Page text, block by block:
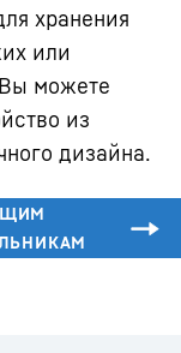
хранения
или
можете
из
дизайна.